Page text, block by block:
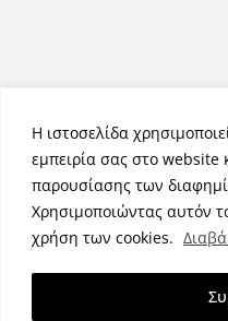
Η ιστοσελίδα
εμπειρία σας στο website
παρουσίασης των
Χρησιμοποιώντας αυτόν
χρήση των cookies.
Πνευματικά Δικαιώματα ©
δικαιώματα
Θέμα:ColorMagαπό